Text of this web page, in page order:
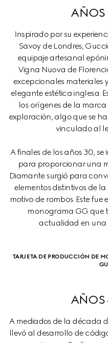
AÑOS
Inspirado por su
Savoy de Londres,
equipaje artesanal
Vigna Nuova de
excepcionales materiales
elegante estética inglesa.
los orígenes de la marca
exploración, algo que se
vinculado al
A finales de los años 30,
para proporcionar una
Diamante surgió para
elementos distintivos de
motivo de rombos. Este
monograma GG que
actualidad en una
TARJETA DE PRODUCCIÓN DE
AÑOS
A mediados de la década
llevó al desarrollo de